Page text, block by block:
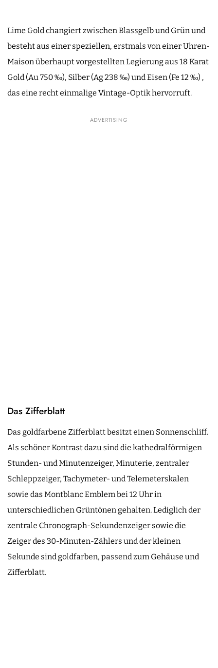
Lime Gold changiert zwischen Blassgelb und Grün und
besteht aus einer speziellen, erstmals von einer Uhren-
Maison überhaupt vorgestellten Legierung aus 18 Karat
Gold (Au 750 ‰), Silber (Ag 238 ‰) und Eisen (Fe 12 ‰) ,
das eine recht einmalige Vintage-Optik hervorruft.
ADVERTISING
Das Zifferblatt
Das goldfarbene Zifferblatt besitzt einen Sonnenschliff.
Als schöner Kontrast dazu sind die kathedralförmigen
Stunden- und Minutenzeiger, Minuterie, zentraler
Schleppzeiger, Tachymeter- und Telemeterskalen
sowie das Montblanc Emblem bei 12 Uhr in
unterschiedlichen Grüntönen gehalten. Lediglich der
zentrale Chronograph-Sekundenzeiger sowie die
Zeiger des 30-Minuten-Zählers und der kleinen
Sekunde sind goldfarben, passend zum Gehäuse und
Zifferblatt.